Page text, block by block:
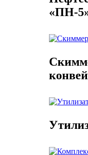
«ПН-